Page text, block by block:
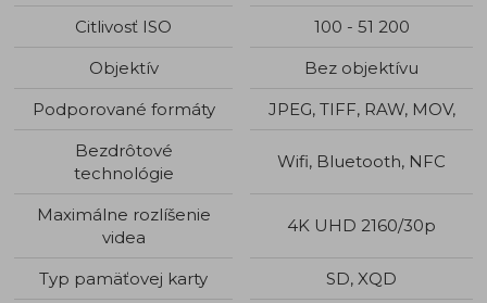
Citlivosť ISO
100 - 51 200
Objektív
Bez objektívu
Podporované formáty
JPEG, TIFF, RAW, MOV,
Bezdrôtové
technológie
Wifi, Bluetooth, NFC
Maximálne rozlíšenie
videa
4K UHD 2160/30p
Typ pamäťovej karty SD, XQD